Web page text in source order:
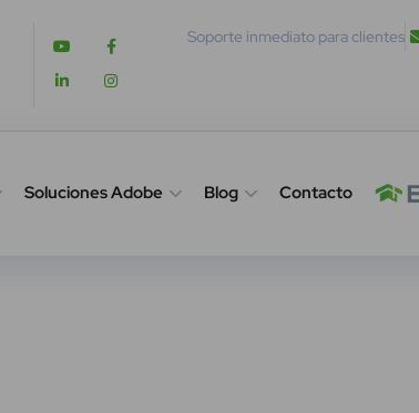
Soporte inmediato para clientes
Soluciones Adobe Blog Contacto